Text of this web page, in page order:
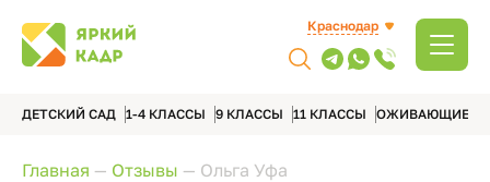
Краснодар
ДЕТСКИЙ САД 1-4 КЛАССЫ 9 КЛАССЫ 11 КЛАССЫ ОЖИВАЮЩИЕ
Главная — Отзывы — Ольга Уфа